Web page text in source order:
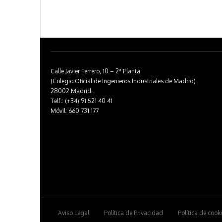
Calle Javier Ferrero, 10 – 2ª Planta
(Colegio Oficial de Ingenieros Industriales de Madrid)
28002 Madrid.
Telf.: (+34) 91 521 40 41
Móvil: 660 731 177
Aviso Legal Política de Privacidad Política de